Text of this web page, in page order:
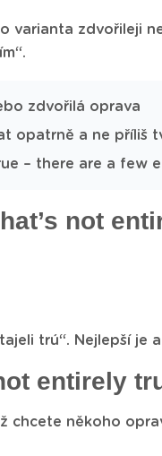
varianta zdvořileji
zdvořilá oprava
opatrně a ne příliš
– there are a few
not
trú“. Nejlepší je
entirely
chcete někoho